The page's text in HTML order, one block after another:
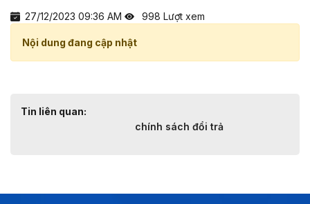
27/12/2023 09:36 AM 998 Lượt xem
Nội dung đang cập nhật
Tin liên quan:
chính sách đổi trả